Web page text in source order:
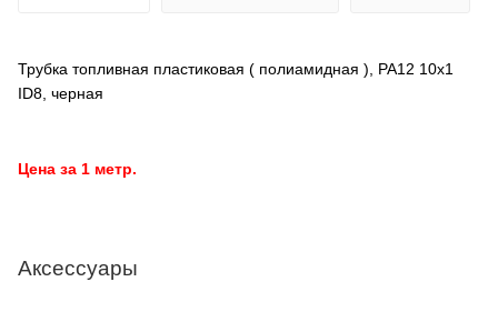
Трубка топливная пластиковая ( полиамидная ), PA12 10x1
ID8, черная
Цена за 1 метр.
Аксессуары